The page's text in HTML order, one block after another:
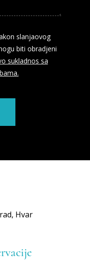
slanjaovog
biti obradjeni
sukladnos sa
Hvar